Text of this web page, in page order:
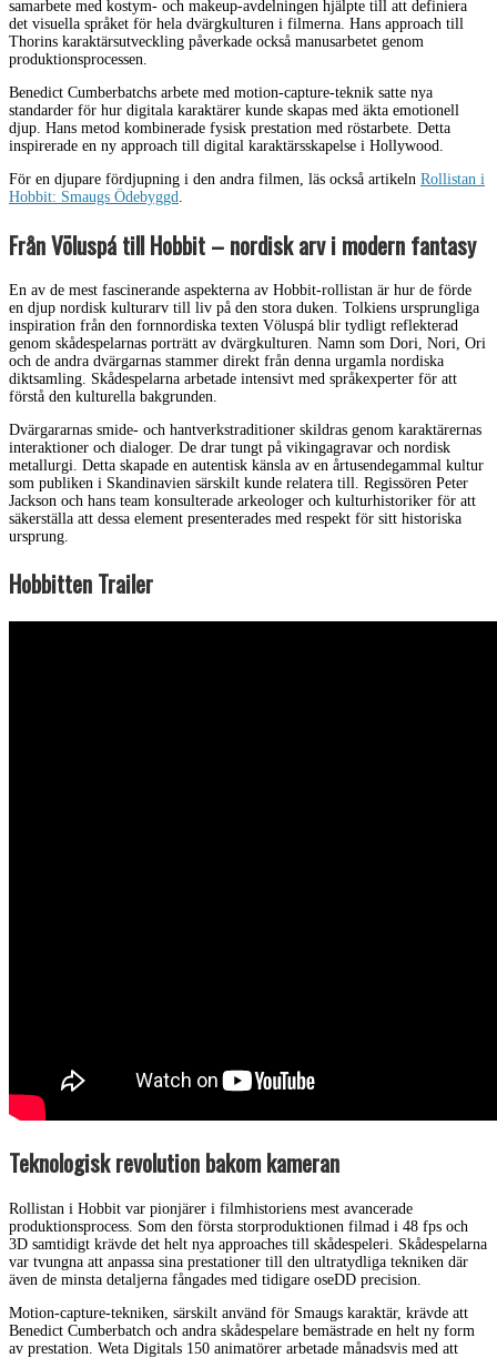
samarbete med kostym- och makeup-avdelningen hjälpte till att definiera
det visuella språket för hela dvärgkulturen i filmerna. Hans approach till
Thorins karaktärsutveckling påverkade också manusarbetet genom
produktionsprocessen.
Benedict Cumberbatchs arbete med motion-capture-teknik satte nya
standarder för hur digitala karaktärer kunde skapas med äkta emotionell
djup. Hans metod kombinerade fysisk prestation med röstarbete. Detta
inspirerade en ny approach till digital karaktärsskapelse i Hollywood.
För en djupare fördjupning i den andra filmen, läs också artikeln Rollistan i
Hobbit: Smaugs Ödebyggd.
Från Völuspá till Hobbit – nordisk arv i modern fantasy
En av de mest fascinerande aspekterna av Hobbit-rollistan är hur de förde
en djup nordisk kulturarv till liv på den stora duken. Tolkiens ursprungliga
inspiration från den fornnordiska texten Völuspá blir tydligt reflekterad
genom skådespelarnas porträtt av dvärgkulturen. Namn som Dori, Nori, Ori
och de andra dvärgarnas stammer direkt från denna urgamla nordiska
diktsamling. Skådespelarna arbetade intensivt med språkexperter för att
förstå den kulturella bakgrunden.
Dvärgararnas smide- och hantverkstraditioner skildras genom karaktärernas
interaktioner och dialoger. De drar tungt på vikingagravar och nordisk
metallurgi. Detta skapade en autentisk känsla av en årtusendegammal kultur
som publiken i Skandinavien särskilt kunde relatera till. Regissören Peter
Jackson och hans team konsulterade arkeologer och kulturhistoriker för att
säkerställa att dessa element presenterades med respekt för sitt historiska
ursprung.
Hobbitten Trailer
Teknologisk revolution bakom kameran
Rollistan i Hobbit var pionjärer i filmhistoriens mest avancerade
produktionsprocess. Som den första storproduktionen filmad i 48 fps och
3D samtidigt krävde det helt nya approaches till skådespeleri. Skådespelarna
var tvungna att anpassa sina prestationer till den ultratydliga tekniken där
även de minsta detaljerna fångades med tidigare oseDD precision.
Motion-capture-tekniken, särskilt använd för Smaugs karaktär, krävde att
Benedict Cumberbatch och andra skådespelare bemästrade en helt ny form
av prestation. Weta Digitals 150 animatörer arbetade månadsvis med att